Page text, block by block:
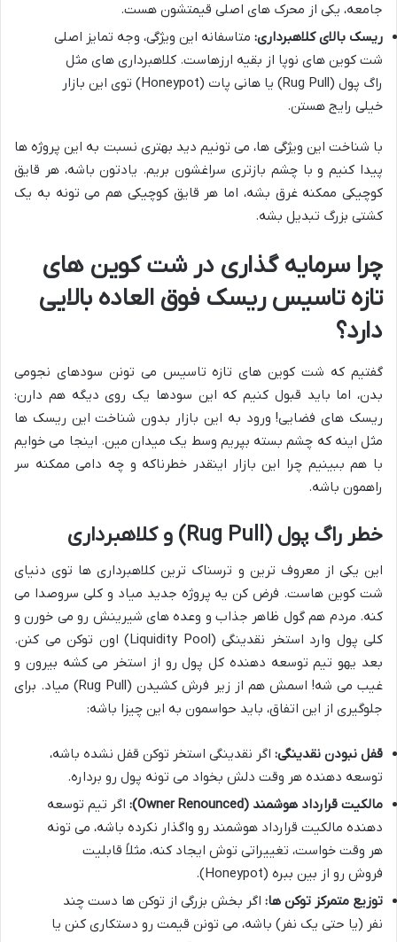
جامعه، یکی از محرک های اصلی قیمتشون هست.
ریسک بالای کلاهبرداری: متاسفانه این ویژگی، وجه تمایز اصلی
شت کوین های نوپا از بقیه ارزهاست. کلاهبرداری های مثل
راگ پول (Rug Pull) یا هانی پات (Honeypot) توی این بازار
خیلی رایج هستن.
با شناخت این ویژگی ها، می تونیم دید بهتری نسبت به این پروژه ها
پیدا کنیم و با چشم بازتری سراغشون بریم. یادتون باشه، هر قایق
کوچیکی ممکنه غرق بشه، اما هر قایق کوچیکی هم می تونه به یک
کشتی بزرگ تبدیل بشه.
چرا سرمایه گذاری در شت کوین های
تازه تاسیس ریسک فوق العاده بالایی
دارد؟
گفتیم که شت کوین های تازه تاسیس می تونن سودهای نجومی
بدن، اما باید قبول کنیم که این سودها یک روی دیگه هم دارن:
ریسک های فضایی! ورود به این بازار بدون شناخت این ریسک ها
مثل اینه که چشم بسته بپریم وسط یک میدان مین. اینجا می خوایم
با هم ببینیم چرا این بازار اینقدر خطرناکه و چه دامی ممکنه سر
راهمون باشه.
خطر راگ پول (Rug Pull) و کلاهبرداری
این یکی از معروف ترین و ترسناک ترین کلاهبرداری ها توی دنیای
شت کوین هاست. فرض کن یه پروژه جدید میاد و کلی سروصدا می
کنه. مردم هم گول ظاهر جذاب و وعده های شیرینش رو می خورن و
کلی پول وارد استخر نقدینگی (Liquidity Pool) اون توکن می کنن.
بعد یهو تیم توسعه دهنده کل پول رو از استخر می کشه بیرون و
غیب می شه! اسمش هم از زیر فرش کشیدن (Rug Pull) میاد. برای
جلوگیری از این اتفاق، باید حواسمون به این چیزا باشه:
قفل نبودن نقدینگی: اگر نقدینگی استخر توکن قفل نشده باشه،
توسعه دهنده هر وقت دلش بخواد می تونه پول رو برداره.
مالکیت قرارداد هوشمند (Owner Renounced):
اگر تیم توسعه
دهنده مالکیت قرارداد هوشمند رو واگذار نکرده باشه، می تونه
هر وقت خواست، تغییراتی توش ایجاد کنه، مثلاً قابلیت
فروش رو از بین ببره (Honeypot).
توزیع متمرکز توکن ها: اگر بخش بزرگی از توکن ها دست چند
نفر (یا حتی یک نفر) باشه، می تونن قیمت رو دستکاری کنن یا